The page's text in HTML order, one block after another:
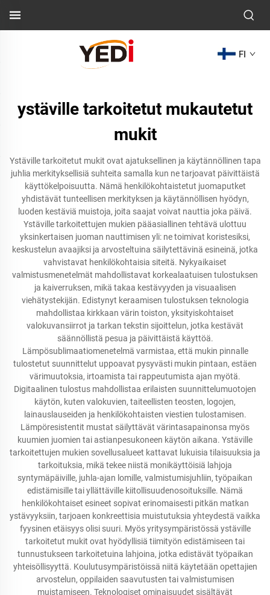
FI
ystäville tarkoitetut mukautetut
mukit
Ystäville tarkoitetut mukit ovat ajatuksellinen ja käytännöllinen tapa
juhlia merkityksellisiä suhteita samalla kun ne tarjoavat päivittäistä
käyttökelpoisuutta. Nämä henkilökohtaistetut juomaputket
yhdistävät tunteellisen merkityksen ja käytännöllisen hyödyn,
luoden kestäviä muistoja, joita saajat voivat nauttia joka päivä.
Ystäville tarkoitettujen mukien pääasiallinen tehtävä ulottuu
yksinkertaisen juoman nauttimisen yli: ne toimivat koristesiksi,
keskustelun avaajiksi ja arvosteltuina säilytettävinä esineinä, jotka
vahvistavat henkilökohtaisia siteitä. Nykyaikaiset
valmistusmenetelmät mahdollistavat korkealaatuisen tulostuksen
ja kaiverruksen, mikä takaa kestävyyden ja visuaalisen
viehätystekijän. Edistynyt keraamisen tulostuksen teknologia
mahdollistaa kirkkaan värin toiston, yksityiskohtaiset
valokuvansiirrot ja tarkan tekstin sijoittelun, jotka kestävät
säännöllistä pesua ja päivittäistä käyttöä.
Lämpösublimaatiomenetelmä varmistaa, että mukin pinnalle
tulostetut suunnittelut uppoavat pysyvästi mukin pintaan, estäen
värimuutoksia, irtoamista tai rappeutumista ajan myötä.
Digitaalinen tulostus mahdollistaa erilaisten suunnittelumuotojen
käytön, kuten valokuvien, taiteellisten teosten, logojen,
lainauslauseiden ja henkilökohtaisten viestien tulostamisen.
Lämpöresistentit mustat säilyttävät värintasapainonsa myös
kuumien juomien tai astianpesukoneen käytön aikana. Ystäville
tarkoitettujen mukien sovellusalueet kattavat lukuisia tilaisuuksia ja
tarkoituksia, mikä tekee niistä monikäyttöisiä lahjoja
syntymäpäiville, juhla-ajan lomille, valmistumisjuhliin, työpaikan
edistämisille tai yllättäville kiitollisuudenosoituksille. Nämä
henkilökohtaiset esineet sopivat erinomaisesti pitkän matkan
ystävyyksiin, tarjoaen konkreettisia muistutuksia yhteydestä vaikka
fyysinen etäisyys olisi suuri. Myös yritysympäristössä ystäville
tarkoitetut mukit ovat hyödyllisiä tiimityön edistämiseen tai
tunnustukseen tarkoitetuina lahjoina, jotka edistävät työpaikan
yhteisöllisyyttä. Koulutusympäristöissä niitä käytetään opettajien
arvostelun, oppilaiden saavutusten tai valmistumisen
muistamiseen. Teknologiset ominaisuudet sisältävät